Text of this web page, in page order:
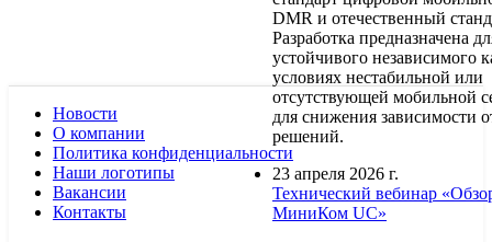
DMR и отечественный
Разработка предназначена
устойчивого независимого
условиях нестабильной или
отсутствующей мобильной
для снижения зависимости
решений.
23 апреля 2026 г.
Технический вебинар
МиниКом UC»
Новости
О компании
Политика конфиденциальности
Наши логотипы
Вакансии
Контакты